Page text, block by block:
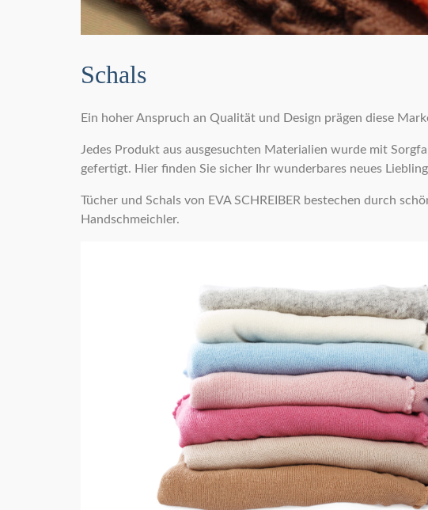
Schals
Ein hoher Anspruch an Qualität und Design prägen diese
Jedes Produkt aus ausgesuchten Materialien wurde mit
gefertigt. Hier finden Sie sicher Ihr wunderbares neues
Tücher und Schals von EVA SCHREIBER bestechen durch
Handschmeichler.